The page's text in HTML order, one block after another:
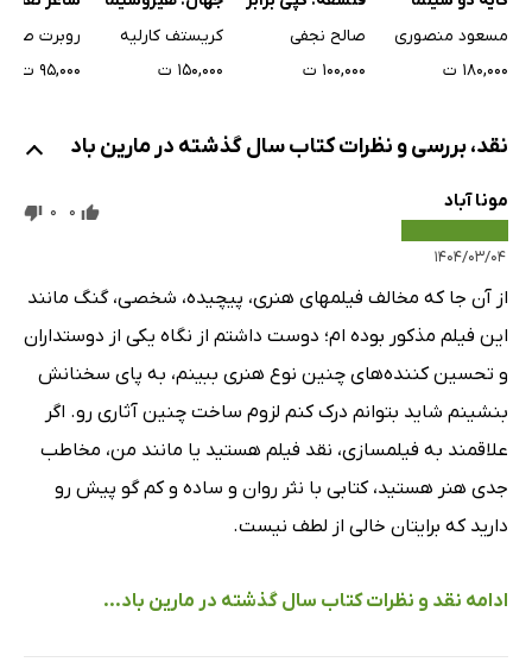
مسعود منصوری
۱۸۰,۰۰۰ ت
اصل
صالح نجفی
۱۰۰,۰۰۰ ت
عشق من
کریستف کارلیه
۱۵۰,۰۰۰ ت
عروسک‌ساز
روبرت
۹۵,۰۰۰ ت
نقد، بررسی و نظرات کتاب سال گذشته در مارین باد
مونا آباد
۱۴۰۴/۰۳/۰۴
0
0
از آن جا که مخالف فیلمهای هنری، پیچیده، شخصی، گنگ مانند
این فیلم مذکور بوده ام؛ دوست داشتم از نگاه یکی از دوستداران
و تحسین کننده‌های چنین نوع هنری ببینم، به پای سخنانش
بنشینم شاید بتوانم درک کنم لزوم ساخت چنین آثاری رو. اگر
علاقمند به فیلمسازی، نقد فیلم هستید یا مانند من، مخاطب
جدی هنر هستید، کتابی با نثر روان و ساده و کم گو پیش رو
دارید که برایتان خالی از لطف نیست.
ادامه نقد و نظرات کتاب سال گذشته در مارین باد...